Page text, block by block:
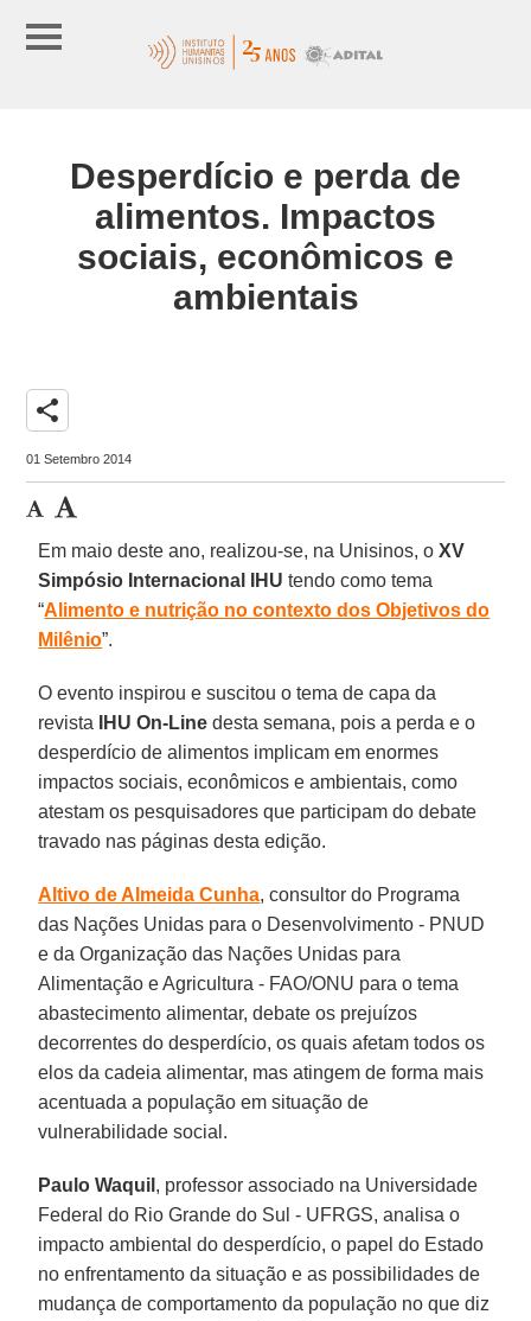
Desperdício e perda de
alimentos. Impactos
sociais, econômicos e
ambientais
share
01 Setembro 2014
Em maio deste ano, realizou-se, na Unisinos, oXV
Simpósio Internacional IHU tendo como tema
“Alimento e nutrição no contexto dos Objetivos do
Milênio”.
O evento inspirou e suscitou o tema de capa da
revista
IHU On-Line desta semana, pois a perda e o
desperdício de alimentos implicam em enormes
impactos sociais, econômicos e ambientais, como
atestam os pesquisadores que participam do debate
travado nas páginas desta edição.
Altivo de Almeida Cunha, consultor do Programa
das Nações Unidas para o Desenvolvimento - PNUD
e da Organização das Nações Unidas para
Alimentação e Agricultura - FAO/ONU para o tema
abastecimento alimentar, debate os prejuízos
decorrentes do desperdício, os quais afetam todos os
elos da cadeia alimentar, mas atingem de forma mais
acentuada a população em situação de
vulnerabilidade social.
Paulo Waquil , professor associado na Universidade
Federal do Rio Grande do Sul - UFRGS, analisa o
impacto ambiental do desperdício, o papel do Estado
no enfrentamento da situação e as possibilidades de
mudança de comportamento da população no que diz